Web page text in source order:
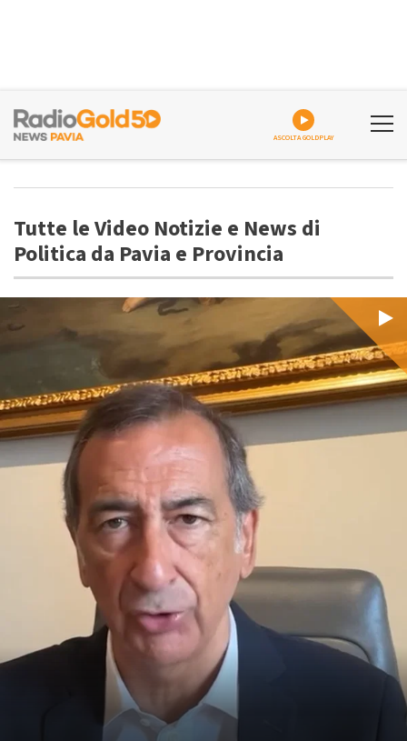
ASCOLTA GOLDPLAY
Tutte le Video Notizie e News di
Politica da Pavia e Provincia